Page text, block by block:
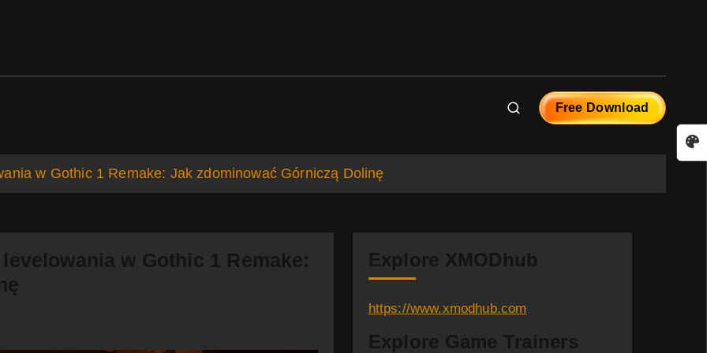
Free Download
w Gothic 1 Remake: Jak zdominować Górniczą Dolinę
w Gothic 1 Remake:
Explore XMODhub
https://www.xmodhub.com
Explore Game Trainers